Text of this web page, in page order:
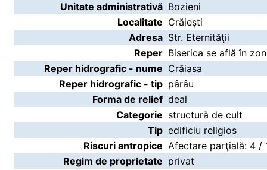
Unitate administrativă Bozieni
Localitate Crăieşti
Adresa Str. Eternităţii
Reper Biserica se află în
Reper hidrografic - nume Crăiasa
Reper hidrografic - tip pârâu
Forma de relief deal
Categorie structură de cult
Tip edificiu religios
Riscuri antropice Afectare parţială: 4 /
Regim de proprietate privat